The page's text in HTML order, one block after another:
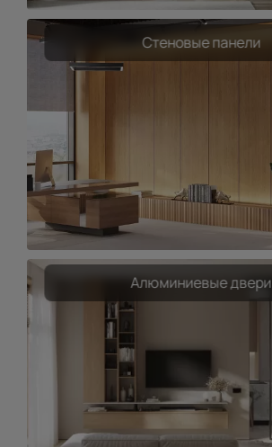
Стеновые панели
Алюминиевые двери